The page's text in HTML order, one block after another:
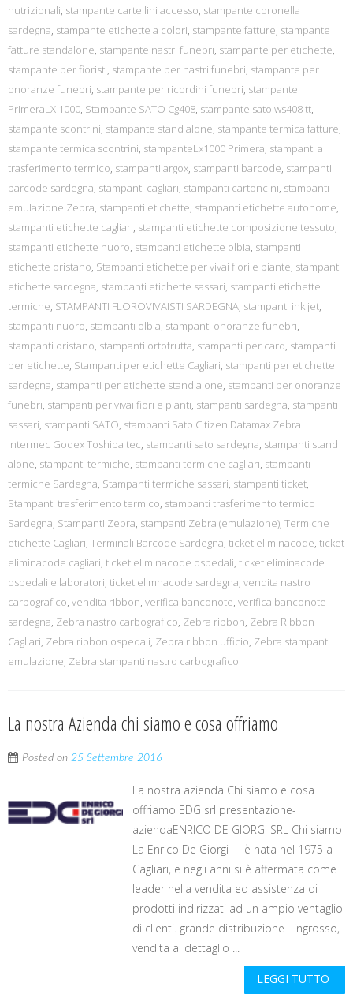
nutrizionali, stampante cartellini accesso, stampante coronella
sardegna, stampante etichette a colori, stampante fatture, stampante
fatture standalone, stampante nastri funebri, stampante per etichette,
stampante per fioristi, stampante per nastri funebri, stampante per
onoranze funebri, stampante per ricordini funebri, stampante
PrimeraLX 1000, Stampante SATO Cg408, stampante sato ws408 tt,
stampante scontrini, stampante stand alone, stampante termica fatture,
stampante termica scontrini, stampanteLx1000 Primera, stampanti a
trasferimento termico, stampanti argox, stampanti barcode, stampanti
barcode sardegna, stampanti cagliari, stampanti cartoncini, stampanti
emulazione Zebra, stampanti etichette, stampanti etichette autonome,
stampanti etichette cagliari, stampanti etichette composizione tessuto,
stampanti etichette nuoro, stampanti etichette olbia, stampanti
etichette oristano, Stampanti etichette per vivai fiori e piante, stampanti
etichette sardegna, stampanti etichette sassari, stampanti etichette
termiche, STAMPANTI FLOROVIVAISTI SARDEGNA, stampanti ink jet,
stampanti nuoro, stampanti olbia, stampanti onoranze funebri,
stampanti oristano, stampanti ortofrutta, stampanti per card, stampanti
per etichette, Stampanti per etichette Cagliari, stampanti per etichette
sardegna, stampanti per etichette stand alone, stampanti per onoranze
funebri, stampanti per vivai fiori e pianti, stampanti sardegna, stampanti
sassari, stampanti SATO, stampanti Sato Citizen Datamax Zebra
Intermec Godex Toshiba tec, stampanti sato sardegna, stampanti stand
alone, stampanti termiche, stampanti termiche cagliari, stampanti
termiche Sardegna, Stampanti termiche sassari, stampanti ticket,
Stampanti trasferimento termico, stampanti trasferimento termico
Sardegna, Stampanti Zebra, stampanti Zebra (emulazione), Termiche
etichette Cagliari, Terminali Barcode Sardegna, ticket eliminacode, ticket
eliminacode cagliari, ticket eliminacode ospedali, ticket eliminacode
ospedali e laboratori, ticket elimnacode sardegna, vendita nastro
carbografico, vendita ribbon, verifica banconote, verifica banconote
sardegna, Zebra nastro carbografico, Zebra ribbon, Zebra Ribbon
Cagliari, Zebra ribbon ospedali, Zebra ribbon ufficio, Zebra stampanti
emulazione, Zebra stampanti nastro carbografico
La nostra Azienda chi siamo e cosa offriamo
Posted on 25 Settembre 2016
La nostra azienda Chi siamo e cosa
offriamo EDG srl presentazione-
aziendaENRICO DE GIORGI SRL Chi siamo
La Enrico De Giorgi è nata nel 1975 a
Cagliari, e negli anni si è affermata come
leader nella vendita ed assistenza di
prodotti indirizzati ad un ampio ventaglio
di clienti. grande distribuzione ingrosso,
vendita al dettaglio ...
LEGGI TUTTO